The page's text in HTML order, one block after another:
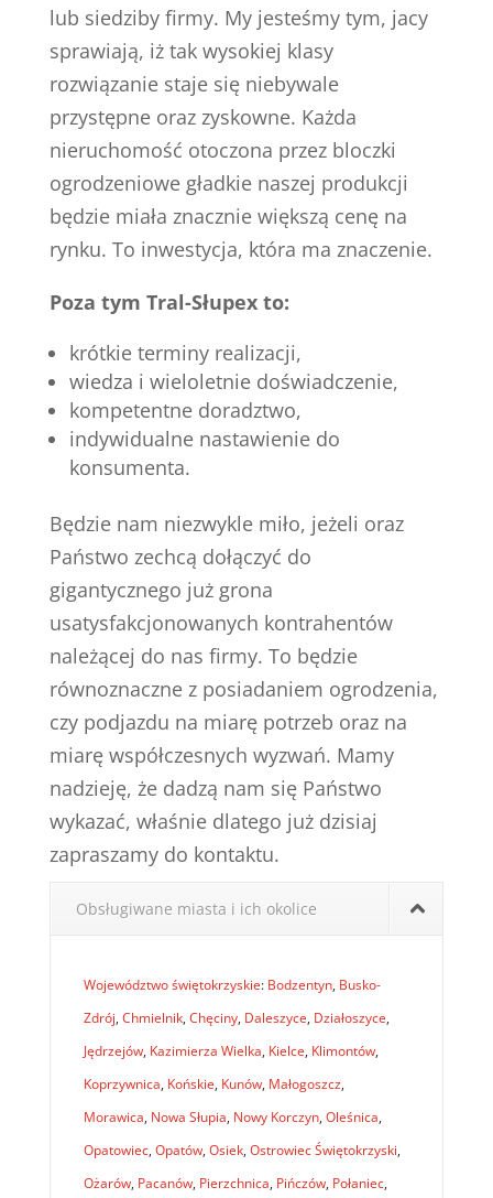
lub siedziby firmy. My jesteśmy tym, jacy
sprawiają, iż tak wysokiej klasy
rozwiązanie staje się niebywale
przystępne oraz zyskowne. Każda
nieruchomość otoczona przez bloczki
ogrodzeniowe gładkie naszej produkcji
będzie miała znacznie większą cenę na
rynku. To inwestycja, która ma znaczenie.
Poza tym Tral-Słupex to:
krótkie terminy realizacji,
wiedza i wieloletnie doświadczenie,
kompetentne doradztwo,
indywidualne nastawienie do
konsumenta.
Będzie nam niezwykle miło, jeżeli oraz
Państwo zechcą dołączyć do
gigantycznego już grona
usatysfakcjonowanych kontrahentów
należącej do nas firmy. To będzie
równoznaczne z posiadaniem ogrodzenia,
czy podjazdu na miarę potrzeb oraz na
miarę współczesnych wyzwań. Mamy
nadzieję, że dadzą nam się Państwo
wykazać, właśnie dlatego już dzisiaj
zapraszamy do kontaktu.
Obsługiwane miasta i ich okolice
Województwo świętokrzyskie: Bodzentyn, Busko-
Zdrój, Chmielnik, Chęciny, Daleszyce, Działoszyce,
Jędrzejów, Kazimierza Wielka, Kielce, Klimontów,
Koprzywnica, Końskie, Kunów, Małogoszcz,
Morawica, Nowa Słupia, Nowy Korczyn, Oleśnica,
Opatowiec, Opatów, Osiek, Ostrowiec Świętokrzyski,
Ożarów, Pacanów, Pierzchnica, Pińczów, Połaniec,